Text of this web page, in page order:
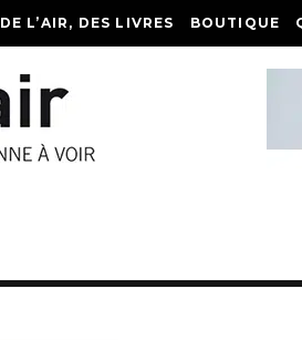
DE L’AIR, DES LIVRES BOUTIQUE